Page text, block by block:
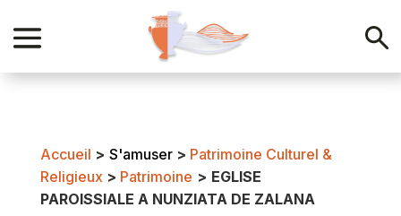
Accueil > S'amuser> Patrimoine Culturel &
Religieux> Patrimoine > EGLISE
PAROISSIALE A NUNZIATA DE ZALANA